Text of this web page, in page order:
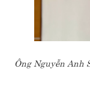
Ông Nguyễn Anh